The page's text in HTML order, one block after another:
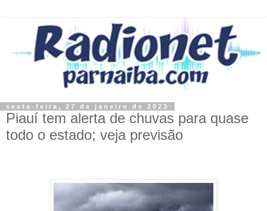
sexta-feira, 27 de janeiro de 2023
Piauí tem alerta de chuvas para quase
todo o estado; veja previsão